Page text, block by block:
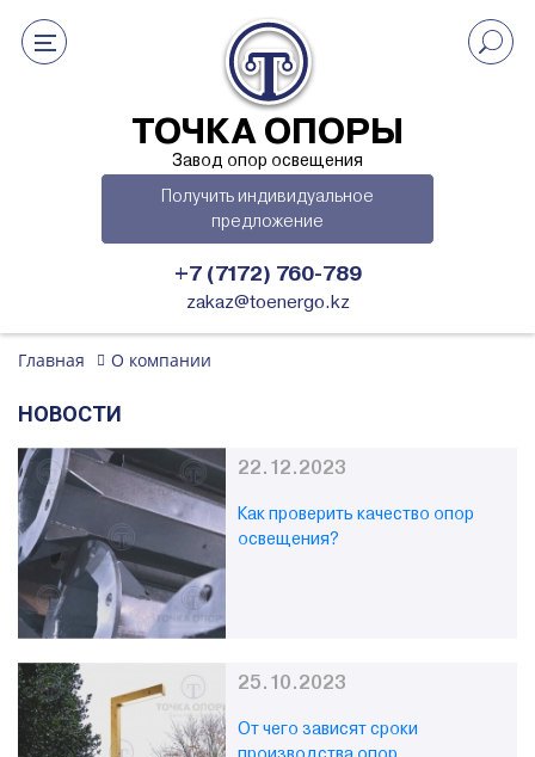
ТОЧКА ОПОРЫ
Завод опор освещения
Получить индивидуальное
предложение
+7 (7172) 760-789
zakaz@toenergo.kz
Главная О компании
НОВОСТИ
22.12.2023
Как проверить качество опор
освещения?
25.10.2023
От чего зависят сроки